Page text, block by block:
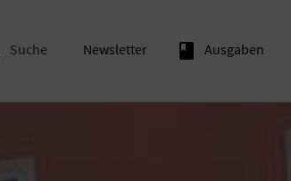
Suche Newsletter book Ausgaben